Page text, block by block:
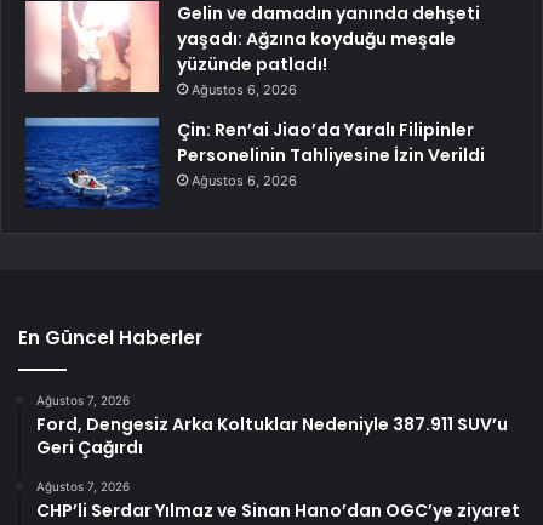
Gelin ve damadın yanında dehşeti
yaşadı: Ağzına koyduğu meşale
yüzünde patladı!
Ağustos 6, 2026
Çin: Ren’ai Jiao’da Yaralı Filipinler
Personelinin Tahliyesine İzin Verildi
Ağustos 6, 2026
En Güncel Haberler
Ağustos 7, 2026
Ford, Dengesiz Arka Koltuklar Nedeniyle 387.911 SUV’u
Geri Çağırdı
Ağustos 7, 2026
CHP’li Serdar Yılmaz ve Sinan Hano’dan OGC’ye ziyaret